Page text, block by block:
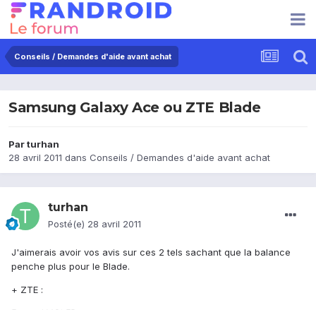
Conseils / Demandes d'aide avant achat
Samsung Galaxy Ace ou ZTE Blade
Parturhan
28 avril 2011 dans Conseils / Demandes d'aide avant achat
turhan
Posté(e) 28 avril 2011
J'aimerais avoir vos avis sur ces 2 tels sachant que la balance
penche plus pour le Blade.
+ ZTE :